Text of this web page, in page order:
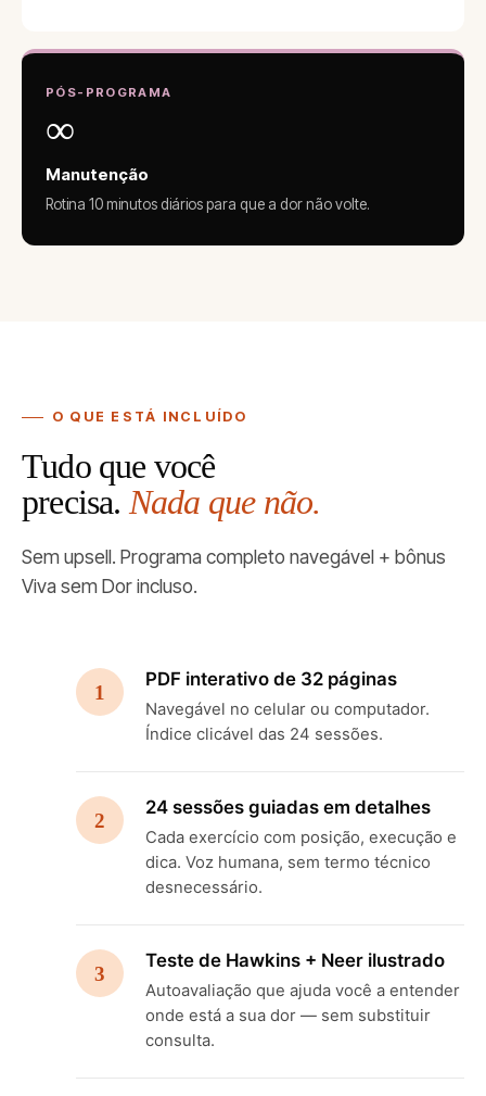
PÓS-PROGRAMA
∞
Manutenção
Rotina 10 minutos diários para que a dor não volte.
O QUE ESTÁ INCLUÍDO
Tudo que você
precisa. Nada que não.
Sem upsell. Programa completo navegável + bônus
Viva sem Dor incluso.
1
PDF interativo de 32 páginas
Navegável no celular ou computador.
Índice clicável das 24 sessões.
2
24 sessões guiadas em detalhes
Cada exercício com posição, execução e
dica. Voz humana, sem termo técnico
desnecessário.
3
Teste de Hawkins + Neer ilustrado
Autoavaliação que ajuda você a entender
onde está a sua dor — sem substituir
consulta.